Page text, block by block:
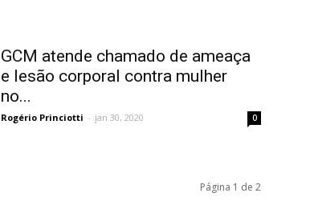
GCM atende chamado de ameaça
e lesão corporal contra mulher
no...
Rogério Princiotti - jan 30, 2020 0
Página 1 de 2